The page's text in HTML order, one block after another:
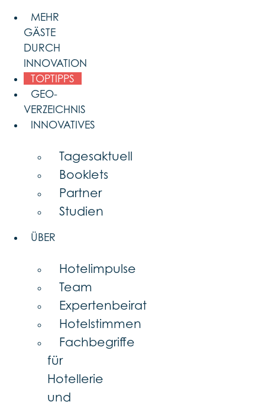
content
MEHR
GÄSTE
DURCH
INNOVATION
TOPTIPPS
GEO-
VERZEICHNIS
INNOVATIVES
Tagesaktuell
Booklets
Partner
Studien
ÜBER
Hotelimpulse
Team
Expertenbeirat
Hotelstimmen
Fachbegriffe
für
Hotellerie
und